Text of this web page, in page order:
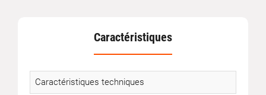
Caractéristiques
Caractéristiques techniques